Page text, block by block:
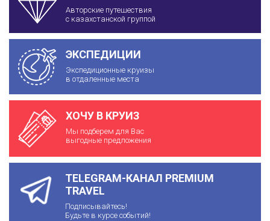
Авторские путешествия
с казахстанской группой
ЭКСПЕДИЦИИ
Экспедиционные круизы
в отдаленные места
ХОЧУ В КРУИЗ
Мы подберем для Вас
выгодные предложения
TELEGRAM-КАНАЛ PREMIUM
TRAVEL
Подписывайтесь!
Будьте в курсе событий!